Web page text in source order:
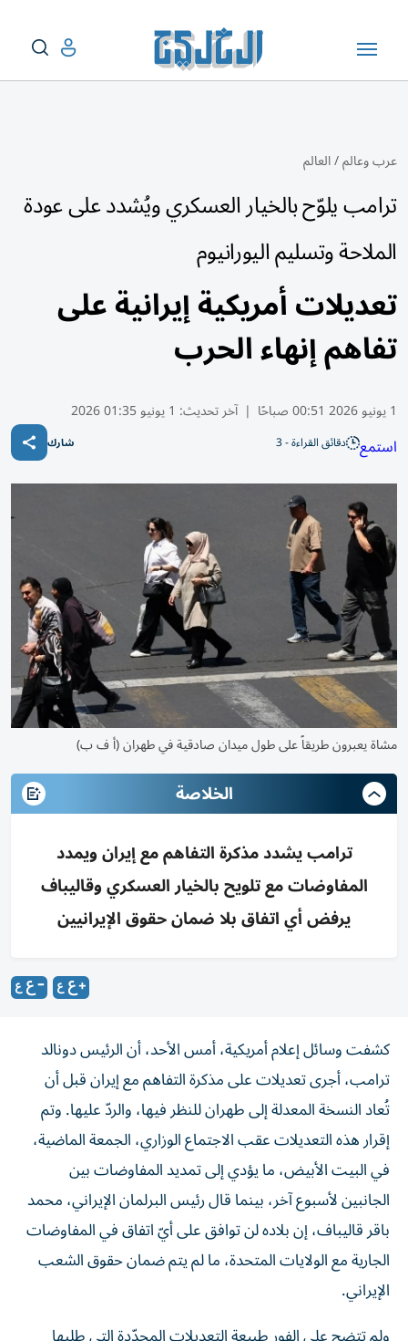
عرب وعالم/العالم
ترامب يلوّح بالخيار العسكري ويُشدد على عودة
الملاحة وتسليم اليورانيوم
تعديلات أمريكية إيرانية على
تفاهم إنهاء الحرب
1 يونيو 2026 00:51 صباحًا | آخر تحديث: 1 يونيو 01:35 2026
استمع دقائق القراءة - 3 شارك
مشاة يعبرون طريقاً على طول ميدان صادقية في طهران (أ ف ب)
الخلاصة
ترامب يشدد مذكرة التفاهم مع إيران ويمدد
المفاوضات مع تلويح بالخيار العسكري وقاليباف
يرفض أي اتفاق بلا ضمان حقوق الإيرانيين
كشفت وسائل إعلام أمريكية، أمس الأحد، أن الرئيس دونالد
ترامب، أجرى تعديلات على مذكرة التفاهم مع إيران قبل أن
تُعاد النسخة المعدلة إلى طهران للنظر فيها، والردّ عليها. وتم
إقرار هذه التعديلات عقب الاجتماع الوزاري، الجمعة الماضية،
في البيت الأبيض، ما يؤدي إلى تمديد المفاوضات بين
الجانبين لأسبوع آخر، بينما قال رئيس البرلمان الإيراني، محمد
باقر قاليباف، إن بلاده لن توافق على أيّ اتفاق في المفاوضات
الجارية مع الولايات المتحدة، ما لم يتم ضمان حقوق الشعب
الإيراني.